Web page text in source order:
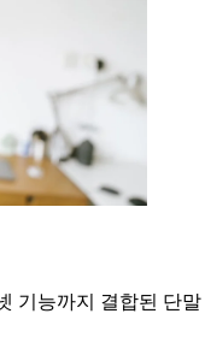
기능까지 결합된 단말